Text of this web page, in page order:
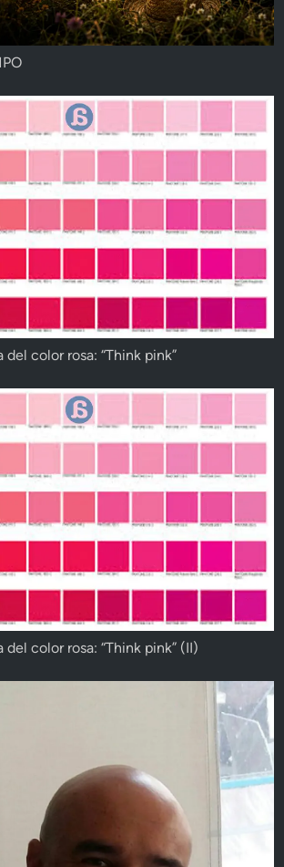
color rosa: “Think pink”
color rosa: “Think pink” (II)